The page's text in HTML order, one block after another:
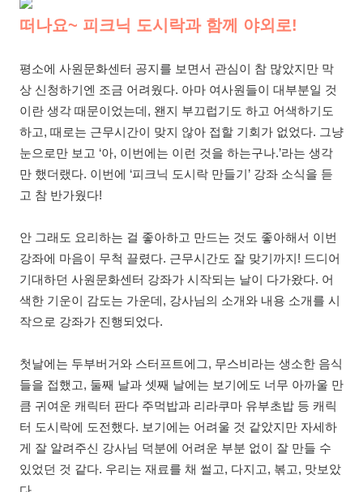
떠나요~ 피크닉 도시락과 함께 야외로!
평소에 사원문화센터 공지를 보면서 관심이 참 많았지만 막
상 신청하기엔 조금 어려웠다. 아마 여사원들이 대부분일 것
이란 생각 때문이었는데 , 왠지 부끄럽기도 하고 어색하기도
하고, 때로는 근무시간이 맞지 않아 접할 기회가 없었다. 그냥
눈으로만 보고 ‘아, 이번에는 이런 것을 하는구나.’라는 생각
만 했더랬다. 이번에 ‘피크닉 도시락 만들기 ’ 강좌 소식을 듣
고 참 반가웠다!
안 그래도 요리하는 걸 좋아하고 만드는 것도 좋아해서 이번
강좌에 마음이 무척 끌렸다. 근무시간도 잘 맞기까지 ! 드디어
기대하던 사원문화센터 강좌가 시작되는 날이 다가왔다. 어
색한 기운이 감도는 가운데 , 강사님의 소개와 내용 소개를 시
작으로 강좌가 진행되었다.
첫날에는 두부버거와 스터프트에그, 무스비라는 생소한 음식
들을 접했고, 둘째 날과 셋째 날에는 보기에도 너무 아까울 만
큼 귀여운 캐릭터 판다 주먹밥과 리라쿠마 유부초밥 등 캐릭
터 도시락에 도전했다. 보기에는 어려울 것 같았지만 자세하
게 잘 알려주신 강사님 덕분에 어려운 부분 없이 잘 만들 수
있었던 것 같다. 우리는 재료를 채 썰고, 다지고, 볶고, 맛보았